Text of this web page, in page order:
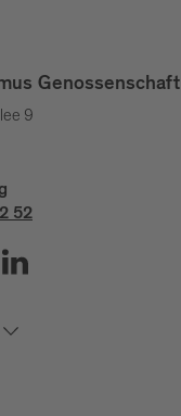
Genossenschaft
9
52